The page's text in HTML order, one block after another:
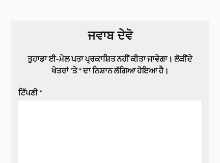
ਜਵਾਬ ਦੇਵੋ
ਤੁਹਾਡਾ ਈ-ਮੇਲ ਪਤਾ ਪ੍ਰਕਾਸ਼ਿਤ ਨਹੀਂ ਕੀਤਾ ਜਾਵੇਗਾ। ਲੋੜੀਂਦੇ
ਖੇਤਰਾਂ 'ਤੇ*ਦਾ ਨਿਸ਼ਾਨ ਲੱਗਿਆ ਹੋਇਆ ਹੈ।
ਟਿੱਪਣੀ*